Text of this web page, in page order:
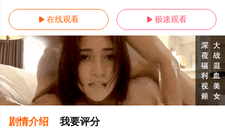
 在线观看  极速观看
剧情介绍 我要评分